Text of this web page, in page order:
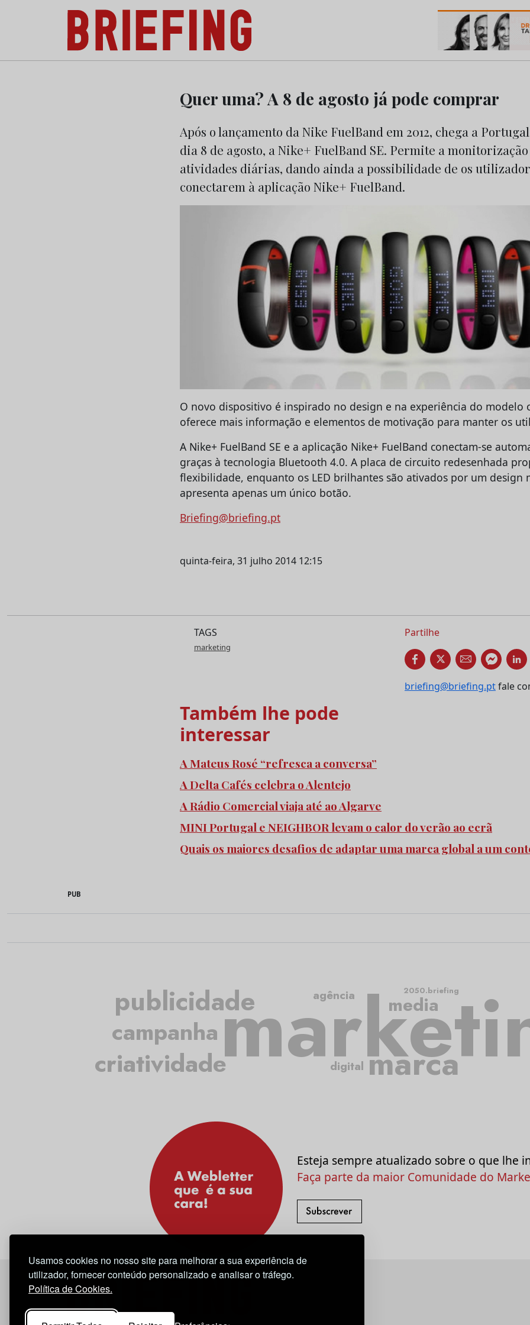
Usamos cookies no nosso site para melhorar a sua experiência de
utilizador, fornecer conteúdo personalizado e analisar o tráfego.
Política de Cookies.
Briefing: Todas as notícias sobre os negócios do Marketing e da Publicidade
Quer uma? A 8 de agosto já pode comprar
Após o lançamento da Nike FuelBand em 2012, chega a
dia 8 de agosto, a Nike+ FuelBand SE. Permite a monitorização
atividades diárias, dando ainda a possibilidade de os
conectarem à aplicação Nike+ FuelBand.
O novo dispositivo é inspirado no design e na experiência do modelo
oferece mais informação e elementos de motivação para manter os
A Nike+ FuelBand SE e a aplicação Nike+ FuelBand conectam-se
graças à tecnologia Bluetooth 4.0. A placa de circuito redesenhada
flexibilidade, enquanto os LED brilhantes são ativados por um design
apresenta apenas um único botão.
Briefing@briefing.pt
quinta-feira, 31 julho 2014 12:15
TAGS
marketing
Partilhe
briefing@briefing.ptfale
Também lhe pode
interessar
A Mateus Rosé “refresca a conversa”
A Delta Cafés celebra o Alentejo
A Rádio Comercial viaja até ao Algarve
MINI Portugal e NEIGHBOR levam o calor do verão ao ecrã
Quais os maiores desafios de adaptar uma marca global a um
PUB
publicidade
marca
criatividade
campanha
media
agência
digital
2050.briefing
Esteja sempre atualizado sobre o que lhe
Faça parte da maior Comunidade do